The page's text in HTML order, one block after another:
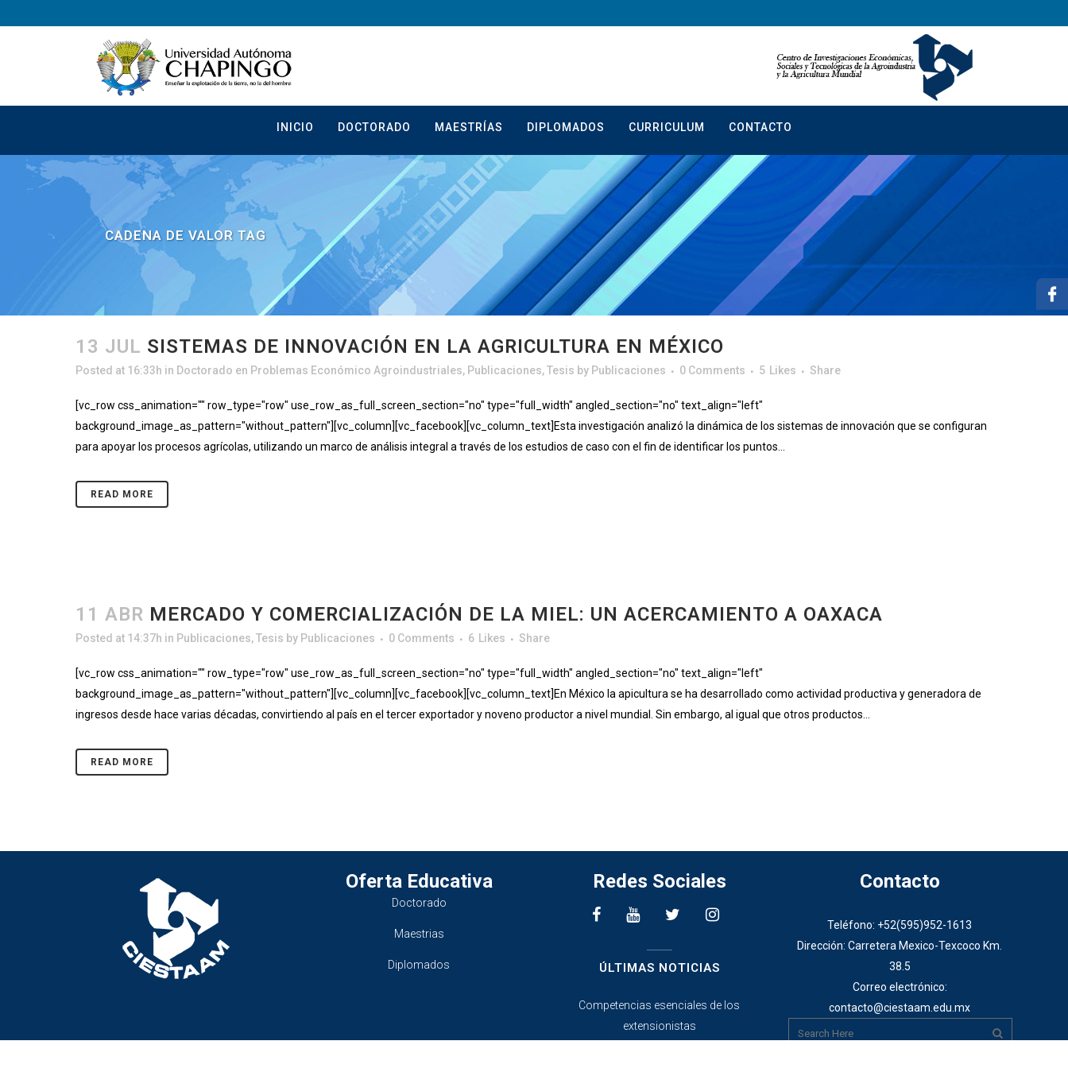
INICIO DOCTORADO MAESTRÍAS DIPLOMADOS CURRICULUM CONTACTO
CADENA DE VALOR TAG
13 JUL SISTEMAS DE INNOVACIÓN EN LA AGRICULTURA EN MÉXICO
Posted at 16:33h in Doctorado en Problemas Económico Agroindustriales, Publicaciones,Tesis by Publicaciones 0 Comments 5 Likes Share
[vc_row css_animation="" row_type="row" use_row_as_full_screen_section="no" type="full_width" angled_section="no" text_align="left"
background_image_as_pattern="without_pattern"][vc_column][vc_facebook][vc_column_text]Esta investigación analizó la dinámica de los sistemas de innovación que se configuran
para apoyar los procesos agrícolas, utilizando un marco de análisis integral a través de los estudios de caso con el fin de identificar los puntos...
READ MORE
11 ABR MERCADO Y COMERCIALIZACIÓN DE LA MIEL: UN ACERCAMIENTO A OAXACA
Posted at 14:37h in Publicaciones,Tesis by Publicaciones 0 Comments 6 Likes Share
[vc_row css_animation="" row_type="row" use_row_as_full_screen_section="no" type="full_width" angled_section="no" text_align="left"
background_image_as_pattern="without_pattern"][vc_column][vc_facebook][vc_column_text]En México la apicultura se ha desarrollado como actividad productiva y generadora de
ingresos desde hace varias décadas, convirtiendo al país en el tercer exportador y noveno productor a nivel mundial. Sin embargo, al igual que otros productos...
READ MORE
Oferta Educativa
Doctorado
Maestrias
Diplomados
Redes Sociales
ÚLTIMAS NOTICIAS
Competencias esenciales de los
extensionistas
Contacto
Teléfono: +52(595)952-1613
Dirección: Carretera Mexico-Texcoco Km.
38.5
Correo electrónico:
contacto@ciestaam.edu.mx